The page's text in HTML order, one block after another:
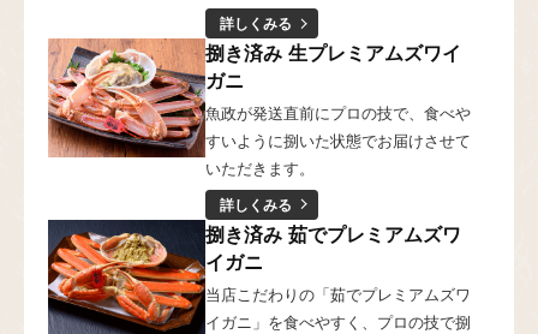
詳しくみる
捌き済み 生プレミアムズワイ
ガニ
魚政が発送直前にプロの技で、食べや
すいように捌いた状態でお届けさせて
いただきます。
詳しくみる
捌き済み 茹でプレミアムズワ
イガニ
当店こだわりの「茹でプレミアムズワ
イガニ」を食べやすく、プロの技で捌